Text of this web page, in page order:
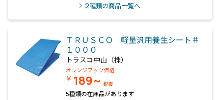
2種類の商品一覧へ
ＴＲＵＳＣＯ 軽量汎用養生シート＃
１０００
トラスコ中山（株）
オレンジブック価格
￥ 189~ 税抜
5種類の在庫品があります